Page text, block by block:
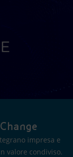
impresa e
valore condiviso.